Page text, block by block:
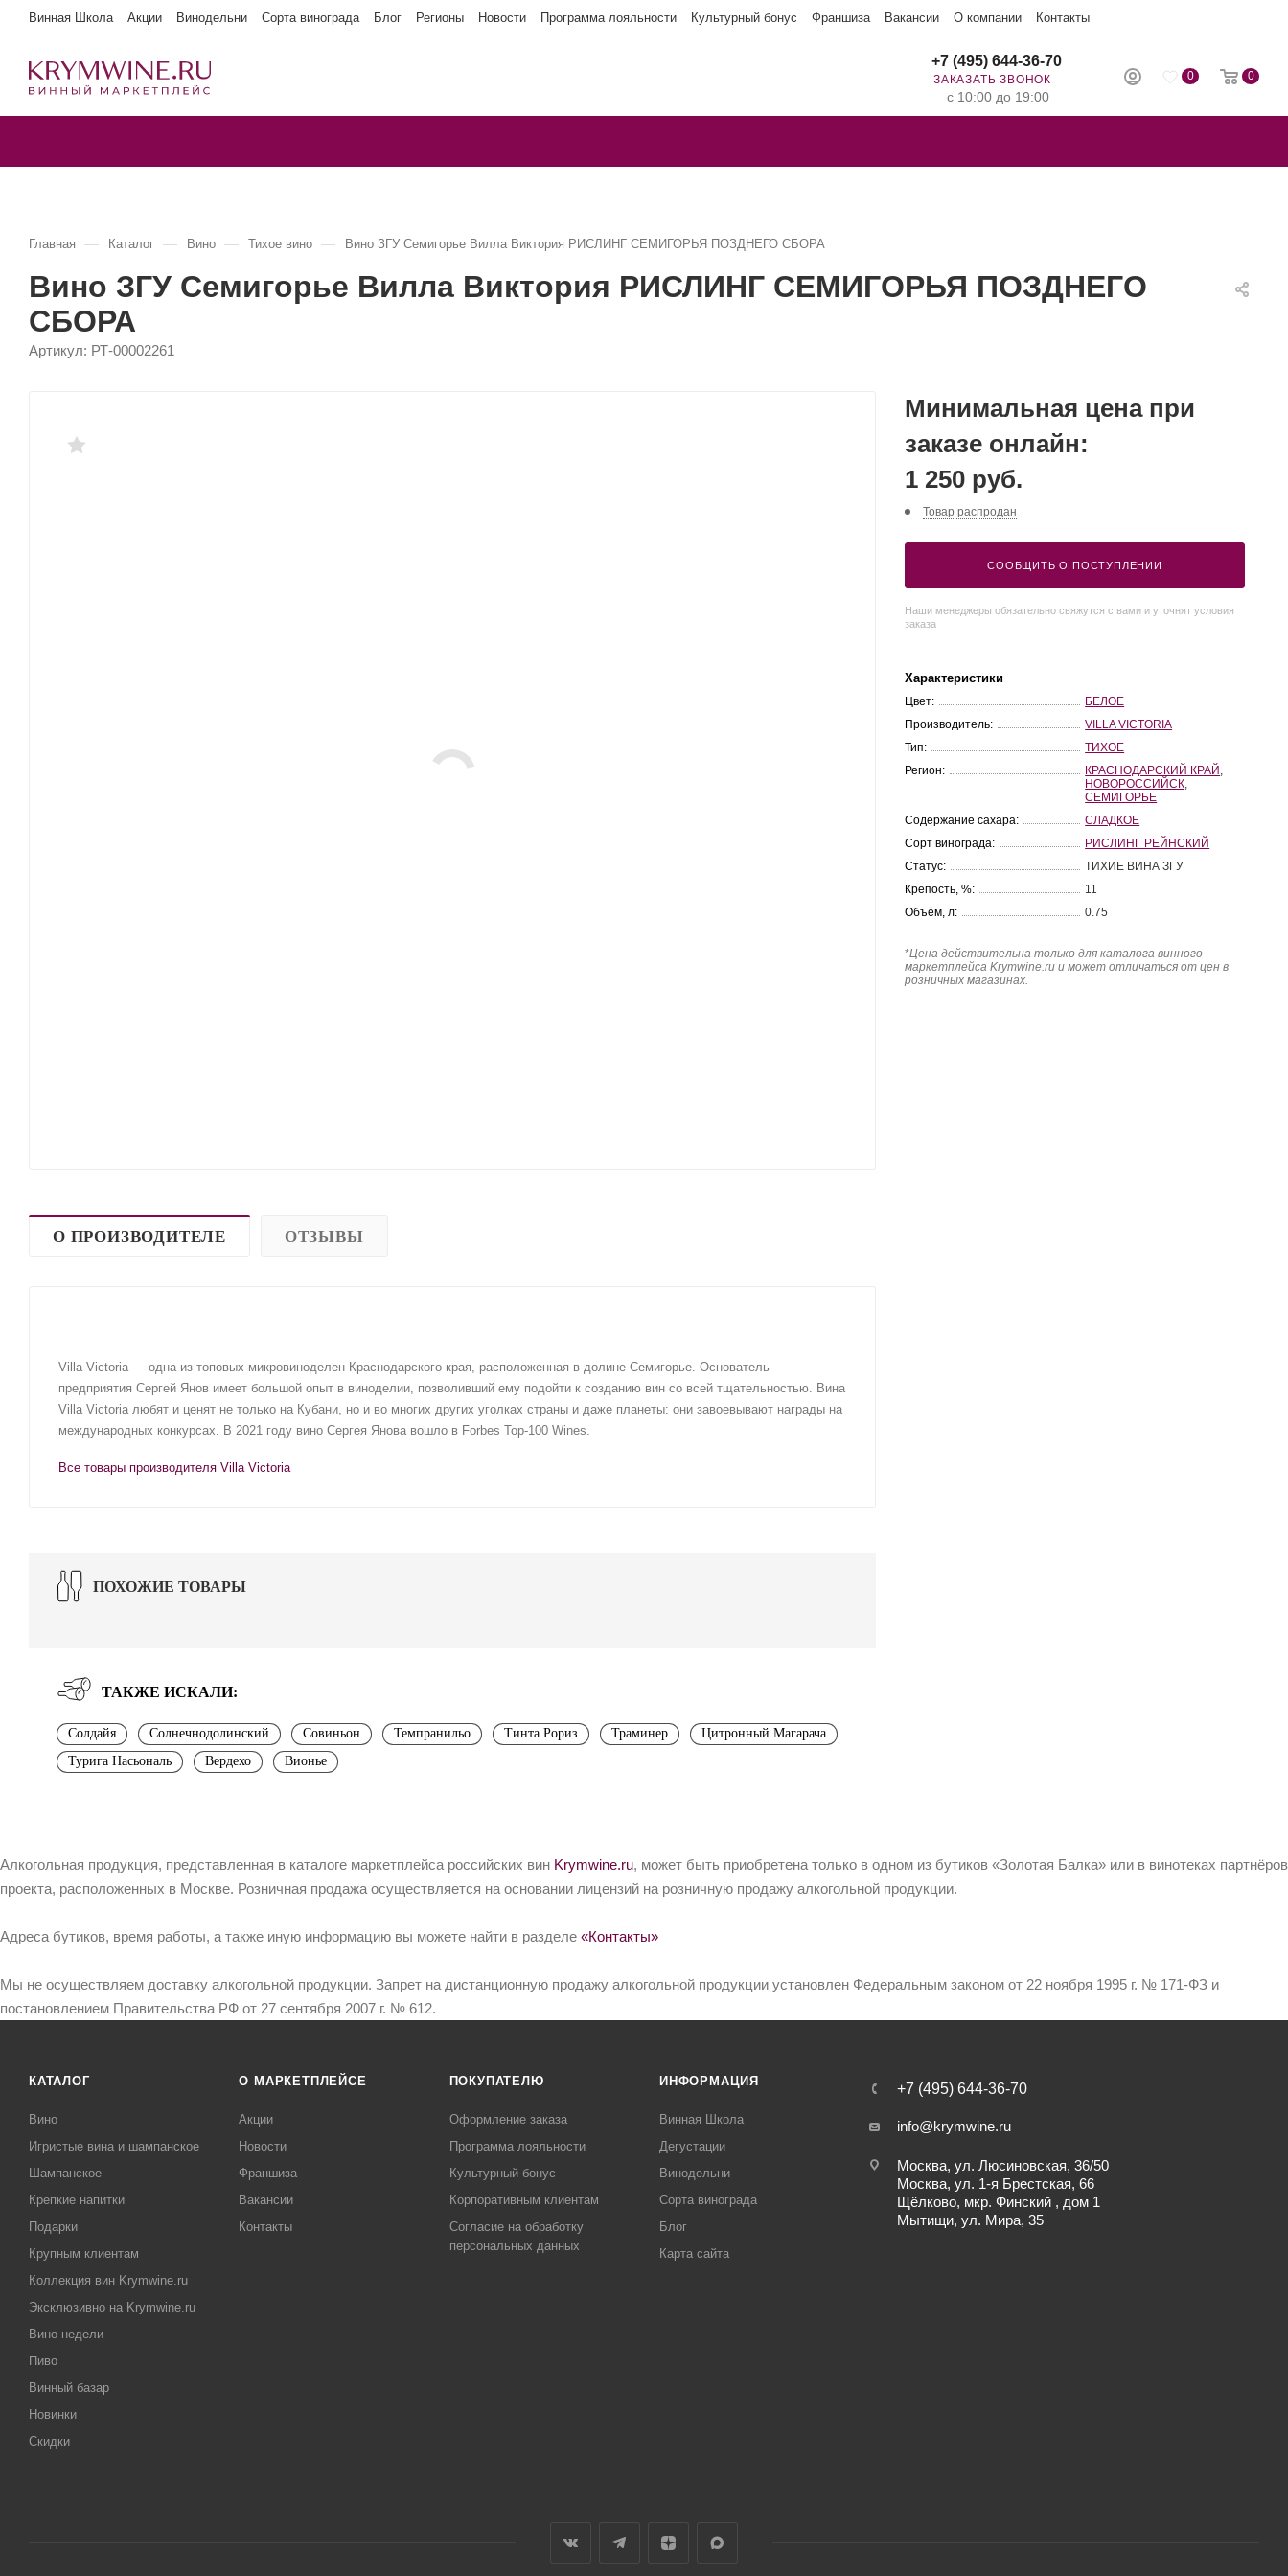
Винная Школа Акции Винодельни Сорта винограда Блог Регионы Новости Программа лояльности Культурный бонус Франшиза Вакансии О компании Контакты
0 0
+7 (495) 644-36-70
ЗАКАЗАТЬ ЗВОНОК
с 10:00 до 19:00
Главная — Каталог — Вино — Тихое вино — Вино ЗГУ Семигорье Вилла Виктория РИСЛИНГ СЕМИГОРЬЯ ПОЗДНЕГО СБОРА
Вино ЗГУ Семигорье Вилла Виктория РИСЛИНГ СЕМИГОРЬЯ ПОЗДНЕГО
СБОРА
Артикул: РТ-00002261
О ПРОИЗВОДИТЕЛЕ ОТЗЫВЫ
Villa Victoria — одна из топовых микровиноделен Краснодарского края, расположенная в долине Семигорье. Основатель
предприятия Сергей Янов имеет большой опыт в виноделии, позволивший ему подойти к созданию вин со всей тщательностью. Вина
Villa Victoria любят и ценят не только на Кубани, но и во многих других уголках страны и даже планеты: они завоевывают награды на
международных конкурсах. В 2021 году вино Сергея Янова вошло в Forbes Top-100 Wines.
Все товары производителя Villa Victoria
ПОХОЖИЕ ТОВАРЫ
ТАКЖЕ ИСКАЛИ:
Солдайя Солнечнодолинский Совиньон Темпранильо Тинта Рориз Траминер
Цитронный Магарача
Турига Насьональ
Вердехо Вионье
Минимальная цена при
заказе онлайн:
1 250 руб.
Товар распродан
СООБЩИТЬ О ПОСТУПЛЕНИИ
Наши менеджеры обязательно свяжутся с вами и уточнят условия
заказа
Характеристики
Цвет:
БЕЛОЕ
Производитель:
VILLA VICTORIA
Тип:
ТИХОЕ
Регион:
КРАСНОДАРСКИЙ КРАЙ
НОВОРОССИЙСК
СЕМИГОРЬЕ
Содержание сахара:
СЛАДКОЕ
Сорт винограда:
РИСЛИНГ РЕЙНСКИЙ
Статус:
ТИХИЕ ВИНА ЗГУ
Крепость, %:
11
Объём, л:
0.75
*Цена действительна только для каталога винного
маркетплейса Krymwine.ru и может отличаться от цен в
розничных магазинах.
Алкогольная продукция, представленная в каталоге маркетплейса российских вин Krymwine.ru, может быть приобретена только в одном из бутиков «Золотая Балка» или в винотеках партнёров
проекта, расположенных в Москве. Розничная продажа осуществляется на основании лицензий на розничную продажу алкогольной продукции.
Адреса бутиков, время работы, а также иную информацию вы можете найти в разделе «Контакты»
Мы не осуществляем доставку алкогольной продукции. Запрет на дистанционную продажу алкогольной продукции установлен Федеральным законом от 22 ноября 1995 г. № 171-ФЗ и
постановлением Правительства РФ от 27 сентября 2007 г. № 612.
КАТАЛОГ
Вино
Игристые вина и шампанское
Шампанское
Крепкие напитки
Подарки
Крупным клиентам
Коллекция вин Krymwine.ru
Эксклюзивно на Krymwine.ru
Вино недели
Пиво
Винный базар
Новинки
Скидки
О МАРКЕТПЛЕЙСЕ
Акции
Новости
Франшиза
Вакансии
Контакты
ПОКУПАТЕЛЮ
Оформление заказа
Программа лояльности
Культурный бонус
Корпоративным клиентам
Согласие на обработку
персональных данных
ИНФОРМАЦИЯ
Винная Школа
Дегустации
Винодельни
Сорта винограда
Блог
Карта сайта
+7 (495) 644-36-70
info@krymwine.ru
Москва, ул. Люсиновская, 36/50
Москва, ул. 1-я Брестская, 66
Щёлково, мкр. Финский , дом 1
Мытищи, ул. Мира, 35